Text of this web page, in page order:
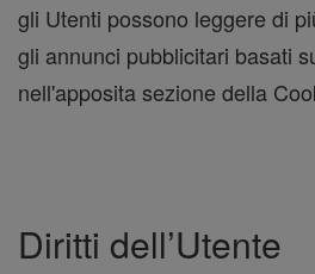
gli Utenti possono leggere di
gli annunci pubblicitari basati
nell'apposita sezione della
Diritti dell’Utente